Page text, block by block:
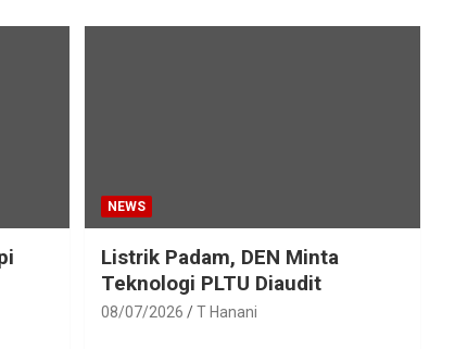
NEWS
Listrik Padam, DEN Minta
Teknologi PLTU Diaudit
08/07/2026 T Hanani